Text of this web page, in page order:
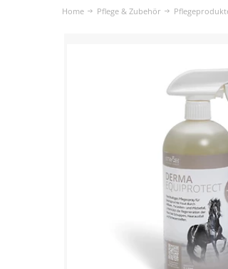
Home Pflege & Zubehör